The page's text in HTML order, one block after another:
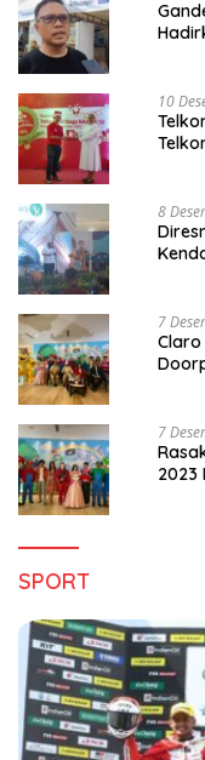
10
8
7
7
2023
SPORT